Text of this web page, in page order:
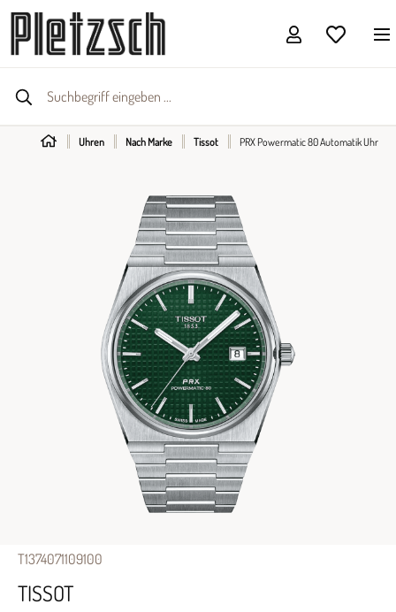
Uhren Nach Marke Tissot PRX Powermatic 80 Automatik Uhr
T1374071109100
TISSOT